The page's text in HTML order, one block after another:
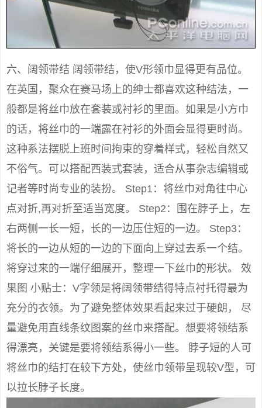
六、阔领带结 阔领带结，使V形领巾显得更有品位。
在英国，聚众在赛马场上的绅士都喜欢这种结法，一
般都是将丝巾放在套装或衬衫的里面。如果是小方巾
的话，将丝巾的一端露在衬衫的外面会显得更时尚。
这种系法摆脱上班时间拘束的穿着样式，轻松自然又
不俗气。可以搭配西装式套装，适合从事杂志编辑或
记者等时尚专业的装扮。 Step1：将丝巾对角往中心
点对折,再对折至适当宽度。 Step2：围在脖子上，左
右两侧一长一短，长的一边压住短的一边。 Step3：
将长的一边从短的一边的下面向上穿过去系一个结。
将穿过来的一端仔细展开，整理一下丝巾的形状。 效
果图 小贴士：V字领是将阔领带结得特点衬托得最为
充分的衣领。为了避免整体效果看起来过于硬朗， 尽
量避免用直线条纹图案的丝巾来搭配。想要将领结系
得漂亮，关键是要将领结系得小一些。 脖子短的人可
将丝巾的结打在较下方处，使丝巾领带呈现较V型，可
以拉长脖子长度。